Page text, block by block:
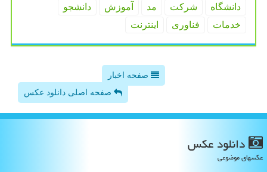
دانشگاه شركت مد آموزش
دانشجو
خدمات
فناوری اینترنت
صفحه اخبار
صفحه اصلی دانلود عکس
دانلود عكس
عکسهای موضوعی